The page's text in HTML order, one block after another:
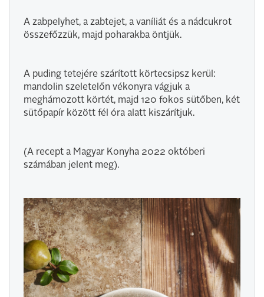
A zabpelyhet, a zabtejet, a vaníliát és a nádcukrot
összefőzzük, majd poharakba öntjük.
A puding tetejére szárított körtecsipsz kerül:
mandolin szeletelőn vékonyra vágjuk a
meghámozott körtét, majd 120 fokos sütőben, két
sütőpapír között fél óra alatt kiszárítjuk.
(A recept a Magyar Konyha 2022 októberi
számában jelent meg).